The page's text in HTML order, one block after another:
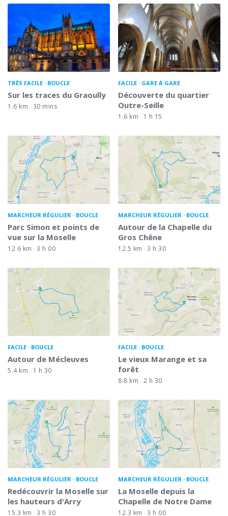
TRÈS FACILE BOUCLE
Sur les traces du Graoully
1.6 km 30 mins
FACILE GARE À GARE
Découverte du quartier
Outre-Seille
1.6 km 1 h 15
MARCHEUR RÉGULIER BOUCLE
Parc Simon et points de
vue sur la Moselle
12.6 km 3 h 00
MARCHEUR RÉGULIER BOUCLE
Autour de la Chapelle du
Gros Chêne
12.5 km 3 h 30
FACILE BOUCLE
Autour de Mécleuves
5.4 km 1 h 30
FACILE BOUCLE
Le vieux Marange et sa
forêt
8.8 km 2 h 30
MARCHEUR RÉGULIER BOUCLE
Redécouvrir la Moselle sur
les hauteurs d'Arry
15.3 km 3 h 30
MARCHEUR RÉGULIER BOUCLE
La Moselle depuis la
Chapelle de Notre Dame
12.3 km 3 h 00